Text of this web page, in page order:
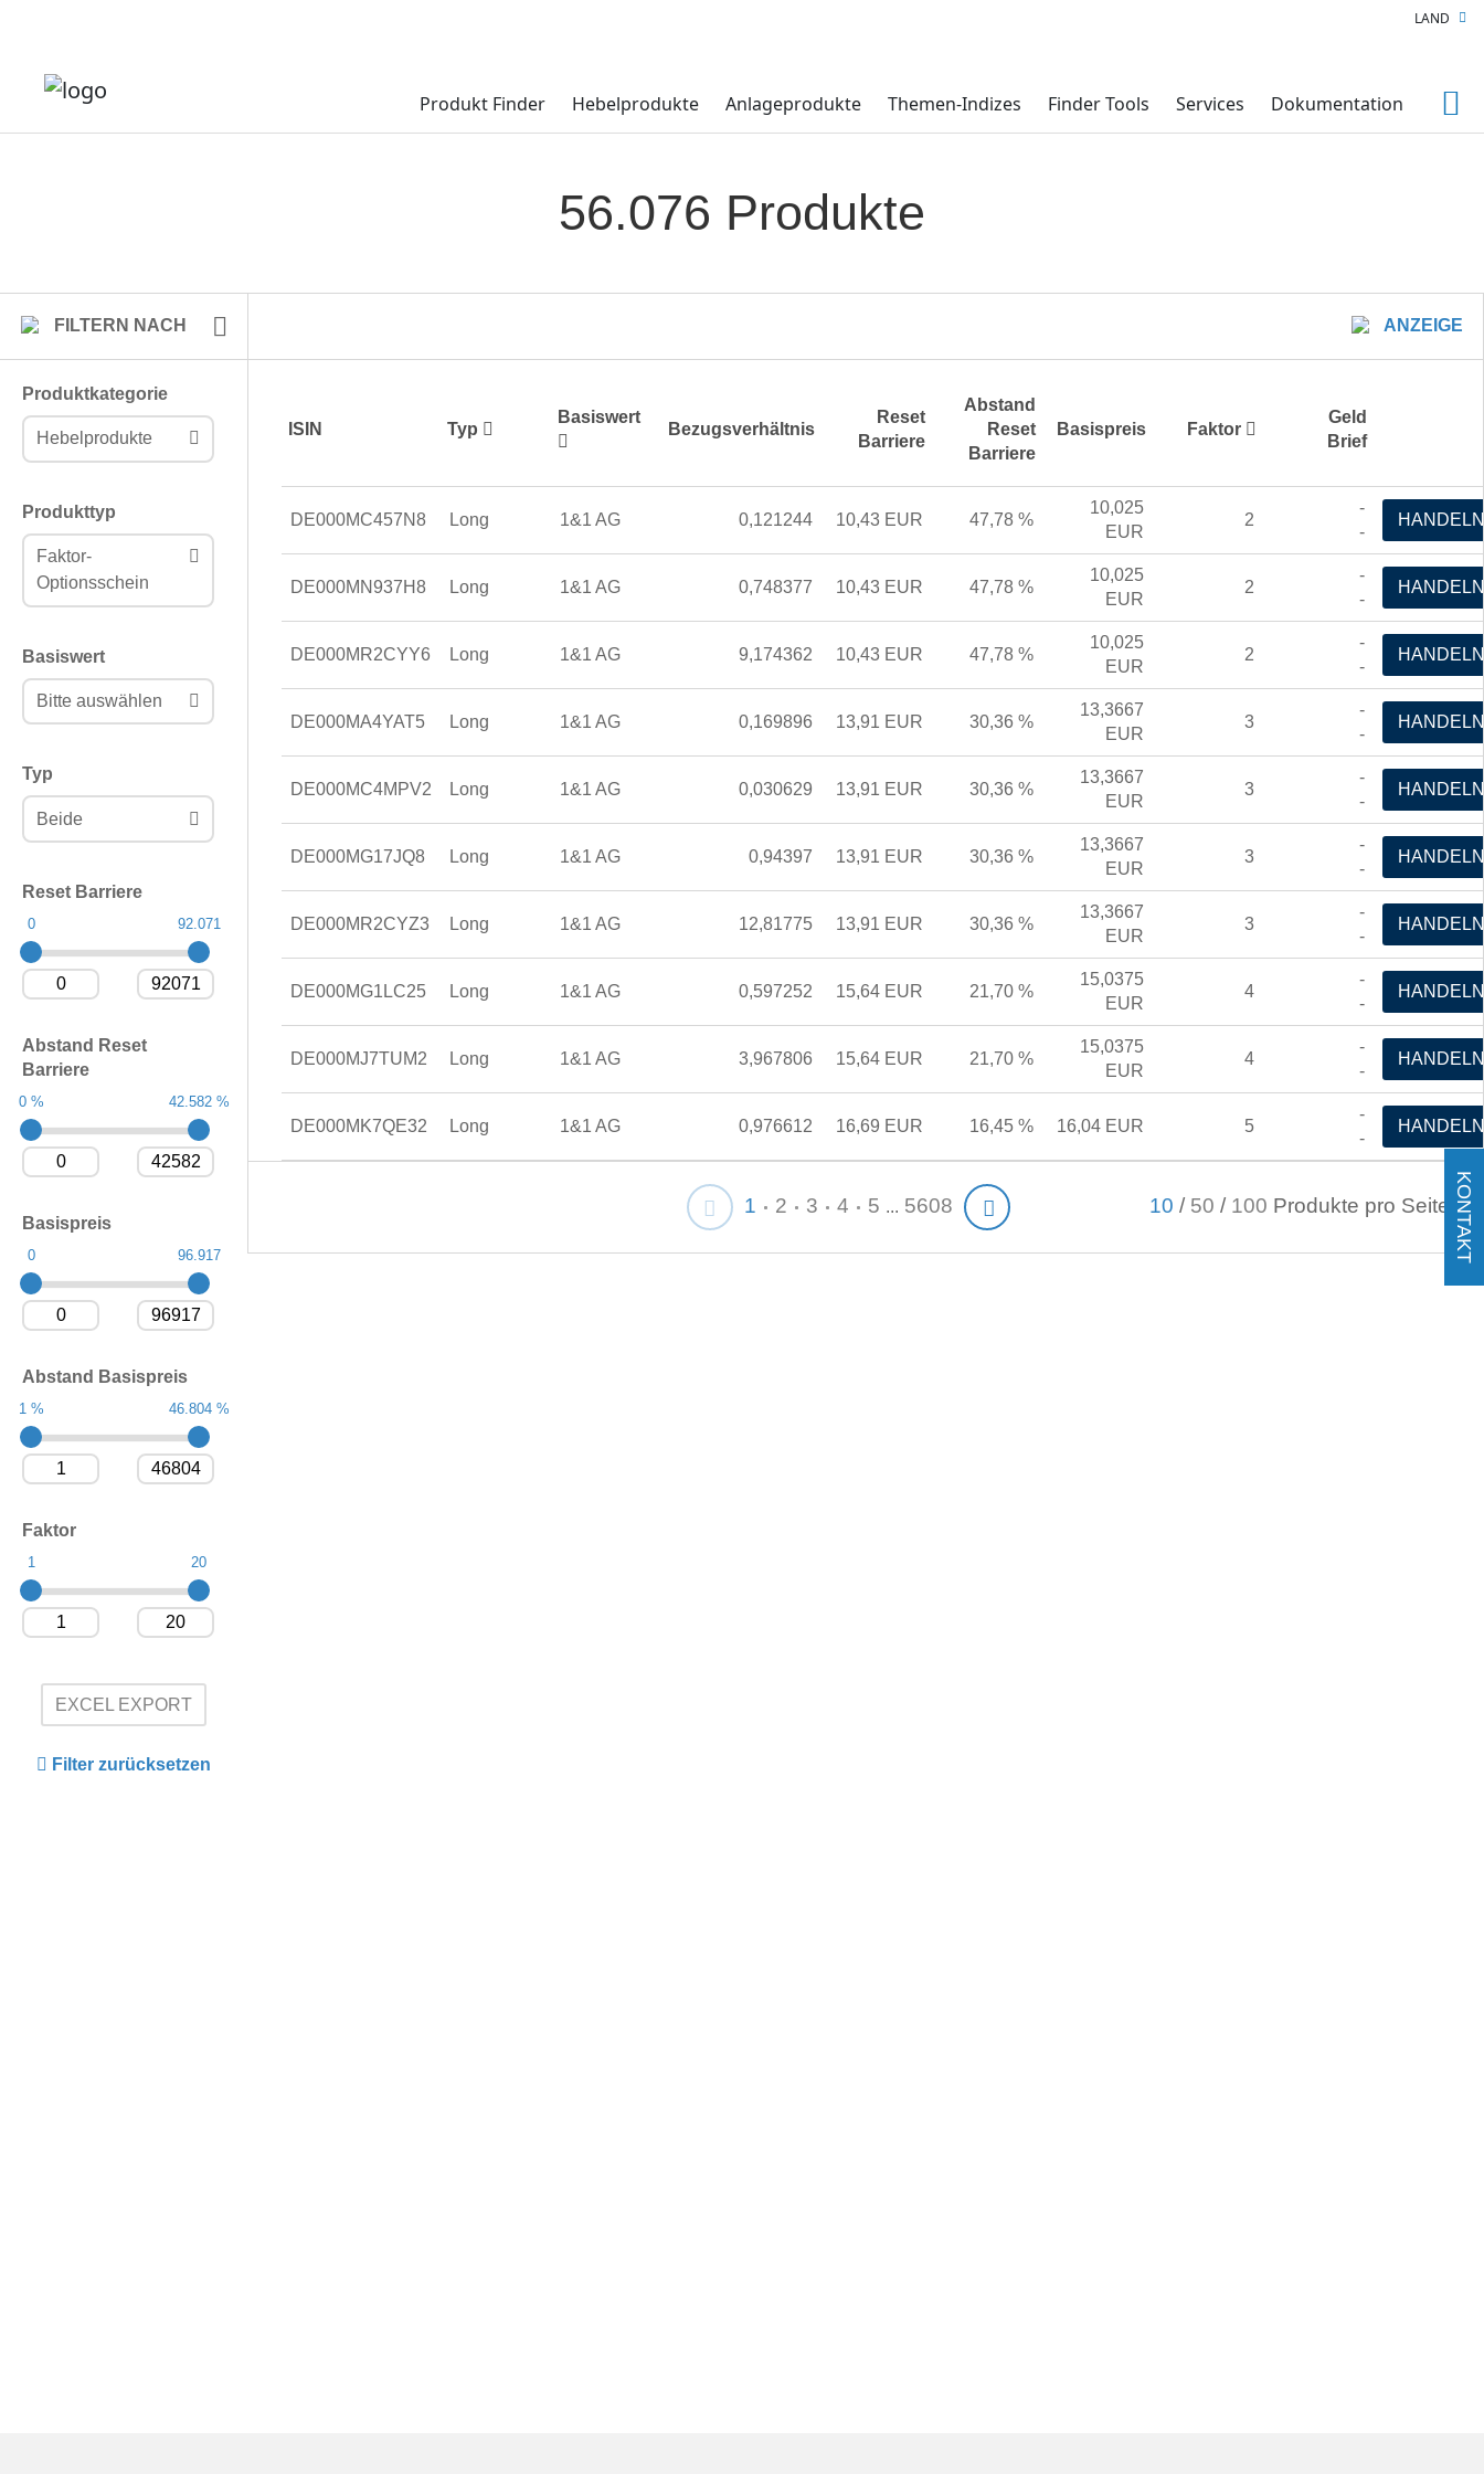
Produkt Finder Hebelprodukte Anlageprodukte Themen-Indizes Finder Tools Services Dokumentation
LAND
56.076 Produkte
FILTERN NACH
Produktkategorie
Hebelprodukte
Produkttyp
Faktor-
Optionsschein
Basiswert
Bitte auswählen
Typ
Beide
Reset Barriere
0 92.071
Abstand Reset
Barriere
0 % 42.582 %
Basispreis
0 96.917
Abstand Basispreis
1 % 46.804 %
Faktor
1 20
EXCEL EXPORT
Filter zurücksetzen
ANZEIGE
ISIN Typ
Basiswert
Bezugsverhältnis
Reset
Barriere
Abstand
Reset
Barriere
Basispreis Faktor
Geld
Brief
DE000MC457N8 Long 1&1 AG 0,121244 10,43 EUR 47,78 %
10,025
EUR
2
-
-
HANDELN
DE000MN937H8 Long 1&1 AG 0,748377 10,43 EUR 47,78 %
10,025
EUR
2
-
-
HANDELN
DE000MR2CYY6 Long 1&1 AG 9,174362 10,43 EUR 47,78 %
10,025
EUR
2
-
-
HANDELN
DE000MA4YAT5 Long 1&1 AG 0,169896 13,91 EUR 30,36 %
13,3667
EUR
3
-
-
HANDELN
DE000MC4MPV2 Long 1&1 AG 0,030629 13,91 EUR 30,36 %
13,3667
EUR
3
-
-
HANDELN
DE000MG17JQ8 Long 1&1 AG 0,94397 13,91 EUR 30,36 %
13,3667
EUR
3
-
-
HANDELN
DE000MR2CYZ3 Long 1&1 AG 12,81775 13,91 EUR 30,36 %
13,3667
EUR
3
-
-
HANDELN
DE000MG1LC25 Long 1&1 AG 0,597252 15,64 EUR 21,70 %
15,0375
EUR
4
-
-
HANDELN
DE000MJ7TUM2 Long 1&1 AG 3,967806 15,64 EUR 21,70 %
15,0375
EUR
4
-
-
HANDELN
DE000MK7QE32 Long 1&1 AG 0,976612 16,69 EUR 16,45 % 16,04 EUR 5
-
-
HANDELN
1 2 3 4 5 ... 5608 10 / 50 / 100 Produkte pro Seite KONTAKT